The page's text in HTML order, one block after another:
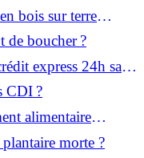
bois sur terre
de boucher ?
express 24h sans
CDI ?
alimentaire
cet article
morte ?